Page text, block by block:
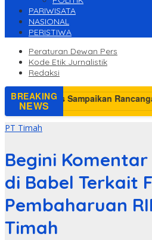
PARIWISATA
NASIONAL
PERISTIWA
Peraturan Dewan Pers
Kode Etik Jurnalistik
Redaksi
BREAKING
NEWS
PT Timah
Begini
di Babel Terkait
Pembaharuan
Timah